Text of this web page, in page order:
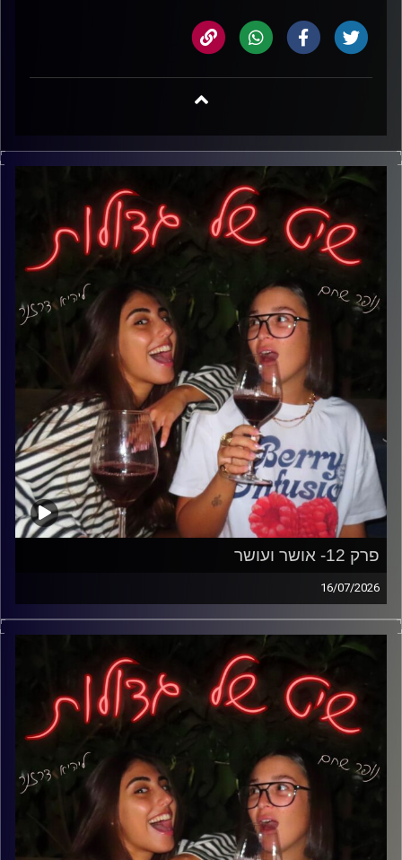
פרק 12- אושר ועושר
16/07/2026
קפה ב20 שקל, ג'ינס ב300 שקל, כרטיס למסיבה ב400 שקל
ודירה שנראית רחוקה מתמיד. בפרק הזה אנחנו מדברות על
יוקר המחיה, על למה הכל נהיה כל כך יקר, על הטענות שהדור
שלנו לא יודע לחסוך ועל התחושה שלא משנה כמה עובדים-
הכל רק ממשיך להתייקר.
להעלות גם ליוטיוב בשם:
קרדיט תמונות: נופר שחם